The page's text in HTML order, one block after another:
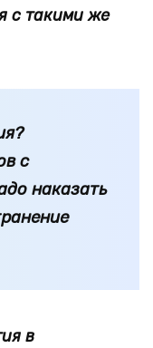
с такими же
с
наказать
в